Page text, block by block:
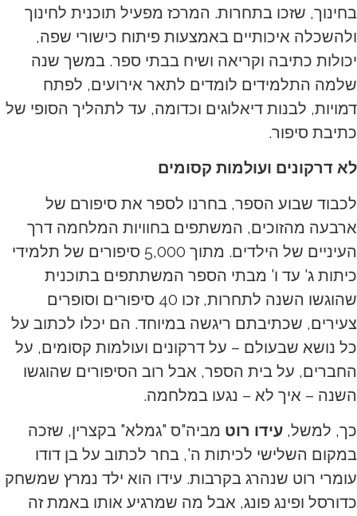
בחינוך, שזכו בתחרות. המרכז מפעיל תוכנית לחינוך
ולהשכלה איכותיים באמצעות פיתוח כישורי שפה,
יכולות כתיבה וקריאה ושיח בבתי ספר. במשך שנה
שלמה התלמידים לומדים לתאר אירועים, לפתח
דמויות, לבנות דיאלוגים וכדומה, עד לתהליך הסופי של
כתיבת סיפור.
לא דרקונים ועולמות קסומים
לכבוד שבוע הספר, בחרנו לספר את סיפורם של
ארבעה מהזוכים, המשתפים בחוויות המלחמה דרך
העיניים של הילדים. מתוך 5,000 סיפורים של תלמידי
כיתות ג' עד ו' מבתי הספר המשתתפים בתוכנית
שהוגשו השנה לתחרות, זכו 40 סיפורים וסופרים
צעירים, שכתיבתם ריגשה במיוחד. הם יכלו לכתוב על
כל נושא שבעולם – על דרקונים ועולמות קסומים, על
החברים, על בית הספר, אבל רוב הסיפורים שהוגשו
השנה – איך לא – נגעו במלחמה.
כך, למשל, עידו רוט מביה"ס "גמלא" בקצרין, שזכה
במקום השלישי לכיתות ה', בחר לכתוב על בן דודו
עומרי רוט שנהרג בקרבות. עידו הוא ילד נמרץ שמשחק
כדורסל ופינג פונג, אבל מה שמרגיע אותו באמת זה